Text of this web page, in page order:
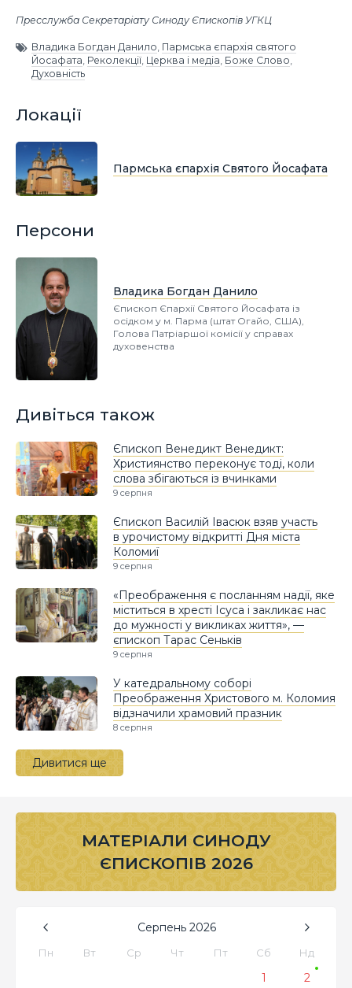
Пресслужба Секретаріату Синоду Єпископів УГКЦ
Владика Богдан Данило, Пармська єпархія святого
Йосафата, Реколекції, Церква і медіа, Боже Слово,
Духовність
Локації
Пармська єпархія Святого Йосафата
Персони
Владика Богдан Данило
Єпископ Єпархії Святого Йосафата із
осідком у м. Парма (штат Огайо, США),
Голова Патріаршої комісії у справах
духовенства
Дивіться також
Єпископ Венедикт Венедикт:
Християнство переконує тоді, коли
слова збігаються із вчинками
9 серпня
Єпископ Василій Івасюк взяв участь
в урочистому відкритті Дня міста
Коломиї
9 серпня
«Преображення є посланням надії, яке
міститься в хресті Ісуса і закликає нас
до мужності у викликах життя», —
єпископ Тарас Сеньків
9 серпня
У катедральному соборі
Преображення Христового м. Коломия
відзначили храмовий празник
8 серпня
Дивитися ще
МАТЕРІАЛИ СИНОДУ
ЄПИСКОПІВ 2026
Серпень 2026
Пн Вт Ср Чт Пт Сб Нд
1
2